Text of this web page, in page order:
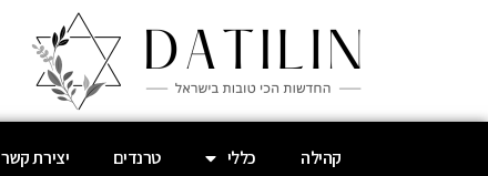
קהילה כללי טרנדים יצירת קשר